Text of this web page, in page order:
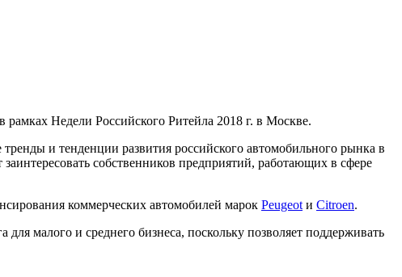
Недели Российского Ритейла 2018 г. в Москве.
и тенденции развития российского автомобильного рынка в
собственников предприятий, работающих в сфере
коммерческих автомобилей марок Peugeot и Citroen.
малого и среднего бизнеса, поскольку позволяет поддерживать